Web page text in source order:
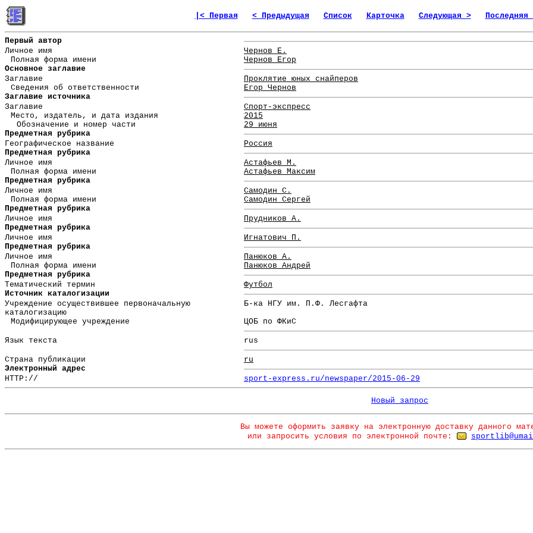
|< Первая < Предыдущая Список Карточка Следующая > Последняя
Первый автор
Личное имя
Чернов Е.
Полная форма имени
Чернов Егор
Основное заглавие
Заглавие
Проклятие юных снайперов
Сведения об ответственности
Егор Чернов
Заглавие источника
Заглавие
Спорт-экспресс
Место, издатель, и дата издания
2015
Обозначение и номер части
29 июня
Предметная рубрика
Географическое название
Россия
Предметная рубрика
Личное имя
Астафьев М.
Полная форма имени
Астафьев Максим
Предметная рубрика
Личное имя
Самодин С.
Полная форма имени
Самодин Сергей
Предметная рубрика
Личное имя
Прудников А.
Предметная рубрика
Личное имя
Игнатович П.
Предметная рубрика
Личное имя
Панюков А.
Полная форма имени
Панюков Андрей
Предметная рубрика
Тематический термин
Футбол
Источник каталогизации
Учреждение осуществившее первоначальную
каталогизацию
Б-ка НГУ им. П.Ф. Лесгафта
Модифицирующее учреждение
ЦОБ по ФКиС
Язык текста rus
Страна публикации
ru
Электронный адрес
HTTP://
sport-express.ru/newspaper/2015-06-29
Новый запрос
Вы можете оформить заявку на электронную доставку данного
или запросить условия по электронной почте: